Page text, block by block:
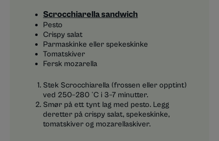
Scrocchiarella sandwich
Pesto
Crispy salat
Parmaskinke eller spekeskinke
Tomatskiver
Fersk mozarella
Stek Scrocchiarella (frossen eller opptint)
ved 250–280 °C i 3–7 minutter.
Smør på ett tynt lag med pesto. Legg
deretter på crispy salat, spekeskinke,
tomatskiver og mozarellaskiver.